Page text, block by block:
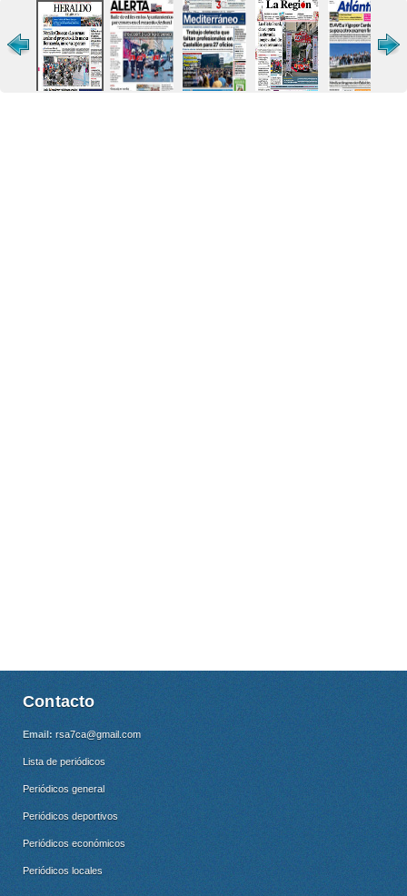
Contacto
Email: rsa7ca@gmail.com
Lista de periódicos
Periódicos general
Periódicos deportivos
Periódicos económicos
Periódicos locales